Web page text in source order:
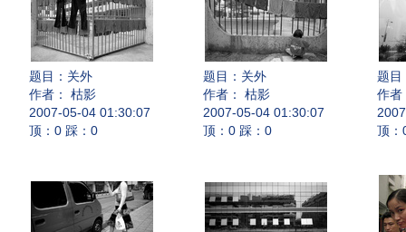
题目： 关外
作者： 枯影
2007-05-04 01:30:07
顶：0 踩：0
题目： 关外
作者： 枯影
2007-05-04 01:30:07
顶：0 踩：0
题目
作者
顶：